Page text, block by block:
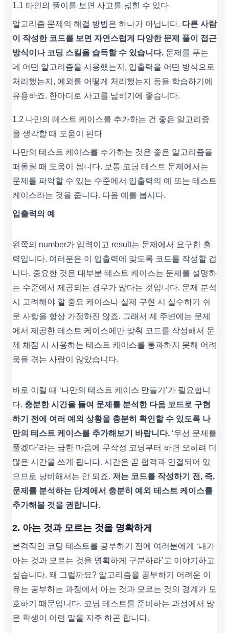
1.1 타인의 풀이를 보면 사고를 넓힐 수 있다
알고리즘 문제의 해결 방법은 하나가 아닙니다. 다른 사람
이 작성한 코드를 보면 자연스럽게 다양한 문제 풀이 접근
방식이나 코딩 스킬을 습득할 수 있습니다. 문제를 푸는
데 어떤 알고리즘을 사용했는지, 입출력을 어떤 방식으로
처리했는지, 예외를 어떻게 처리했는지 등을 학습하기에
유용하죠. 한마디로 사고를 넓히기에 좋습니다.
1.2 나만의 테스트 케이스를 추가하는 건 좋은 알고리즘
을 생각할 때 도움이 된다
나만의 테스트 케이스를 추가하는 것은 좋은 알고리즘을
떠올릴 때 도움이 됩니다. 보통 코딩 테스트 문제에서는
문제를 파악할 수 있는 수준에서 입출력의 예 또는 테스트
케이스라는 것을 줍니다. 다음 예를 봅시다.
입출력의 예
왼쪽의 number가 입력이고 result는 문제에서 요구한 출
력입니다. 여러분은 이 입출력에 맞도록 코드를 작성할 겁
니다. 중요한 것은 대부분 테스트 케이스는 문제를 설명하
는 수준에서 제공되는 경우가 많다는 것입니다. 문제 분석
시 고려해야 할 중요 케이스나 실제 구현 시 실수하기 쉬
운 사항을 항상 가정하진 않죠. 그래서 제 주변에는 문제
에서 제공한 테스트 케이스에만 맞춰 코드를 작성해서 문
제 채점 시 사용하는 테스트 케이스를 통과하지 못해 어려
움을 겪는 사람이 많았습니다.
바로 이럴 때 ‘나만의 테스트 케이스 만들기’가 필요합니
다. 충분한 시간을 들여 문제를 분석한 다음 코드로 구현
하기 전에 여러 예외 상황을 충분히 확인할 수 있도록 나
만의 테스트 케이스를 추가해보기 바랍니다. ‘우선 문제를
풀겠다’라는 급한 마음에 무작정 코딩부터 하면 오히려 더
많은 시간을 쓰게 됩니다. 시간은 곧 합격과 연결되어 있
으므로 낭비해서는 안 되죠. 저는 코드를 작성하기 전, 즉,
문제를 분석하는 단계에서 충분히 예외 테스트 케이스를
추가해볼 것을 권합니다.
2. 아는 것과 모르는 것을 명확하게
본격적인 코딩 테스트를 공부하기 전에 여러분에게 ‘내가
아는 것과 모르는 것을 명확하게 구분하라’고 이야기하고
싶습니다. 왜 그럴까요? 알고리즘을 공부하기 어려운 이
유는 공부하는 과정에서 아는 것과 모르는 것의 경계가 모
호하기 때문입니다. 코딩 테스트를 준비하는 과정에서 많
은 학생이 이런 말을 자주 하곤 합니다.